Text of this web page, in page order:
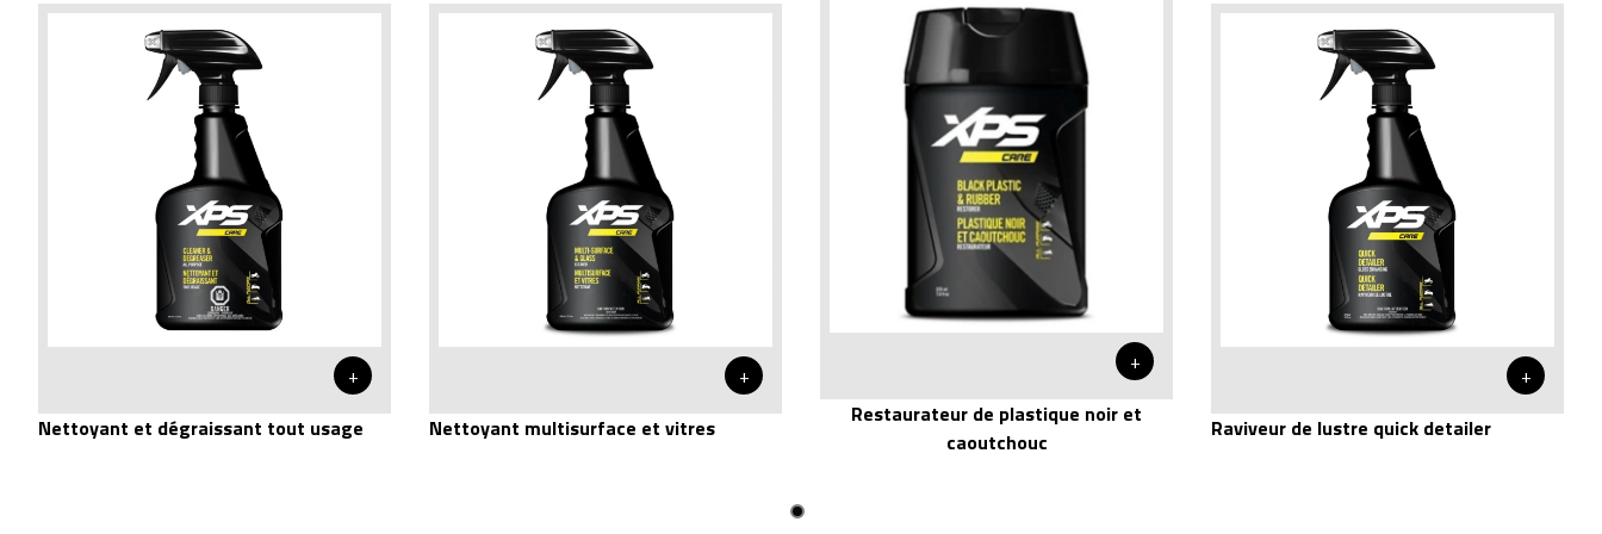
+
Nettoyant et dégraissant tout usage
+
Nettoyant multisurface et vitres
+
Restaurateur de plastique noir et
caoutchouc
+
Raviveur de lustre quick detailer